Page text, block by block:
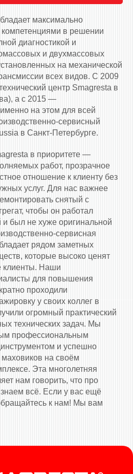
максимально
в решении
диагностикой и
и двухмассовых
на механической
всех видов. С 2009
центр Smagresta в
а с 2015 —
на этом для всей
сервисный
в Санкт-Петербурге.
в приоритете —
работ, прозрачное
отношение к клиенту без
услуг. Для нас важнее
снятый с
чтобы он работал
и был не хуже оригинальной
сервисная
рядом заметных
которые высоко ценят
клиенты. Наши
для повышения
проходили
у своих коллег в
огромный практический
технических задач. Мы
профессиональным
и успешно
на своём
Эта многолетняя
нам говорить, что про
всё. Если у вас ещё
к нам! Мы вам